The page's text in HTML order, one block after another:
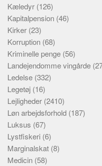
Kæledyr (126)
Kapitalpension (46)
Kirker (23)
Korruption (68)
Kriminelle penge (56)
Landejendomme vingårde
Ledelse (332)
Legetøj (16)
Lejligheder (2410)
Løn arbejdsforhold (187)
Luksus (67)
Lystfiskeri (6)
Marginalskat (8)
Medicin (58)